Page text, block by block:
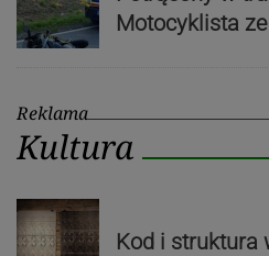
Motocyklista
Reklama
Kultura
Kod i struktura